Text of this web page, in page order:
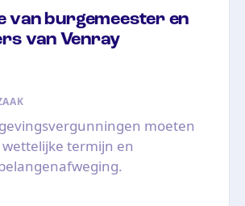
van burgemeester en
van Venray
moeten
termijn en